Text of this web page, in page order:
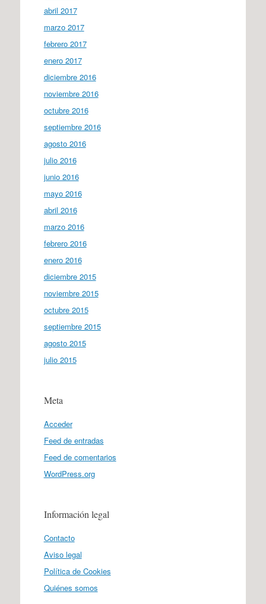
abril 2017
marzo 2017
febrero 2017
enero 2017
diciembre 2016
noviembre 2016
octubre 2016
septiembre 2016
agosto 2016
julio 2016
junio 2016
mayo 2016
abril 2016
marzo 2016
febrero 2016
enero 2016
diciembre 2015
noviembre 2015
octubre 2015
septiembre 2015
agosto 2015
julio 2015
Meta
Acceder
Feed de entradas
Feed de comentarios
WordPress.org
Información legal
Contacto
Aviso legal
Política de Cookies
Quiénes somos